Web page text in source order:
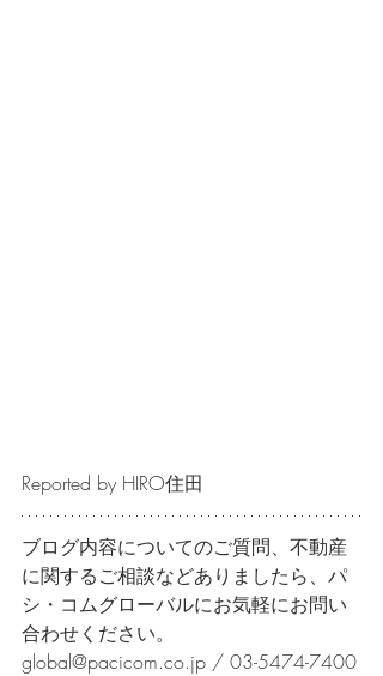
Reported by HIRO住田
ブログ内容についてのご質問、不動産
に関するご相談などありましたら、パ
シ・コムグローバルにお気軽にお問い
合わせください。
global@pacicom.co.jp / 03-5474-7400